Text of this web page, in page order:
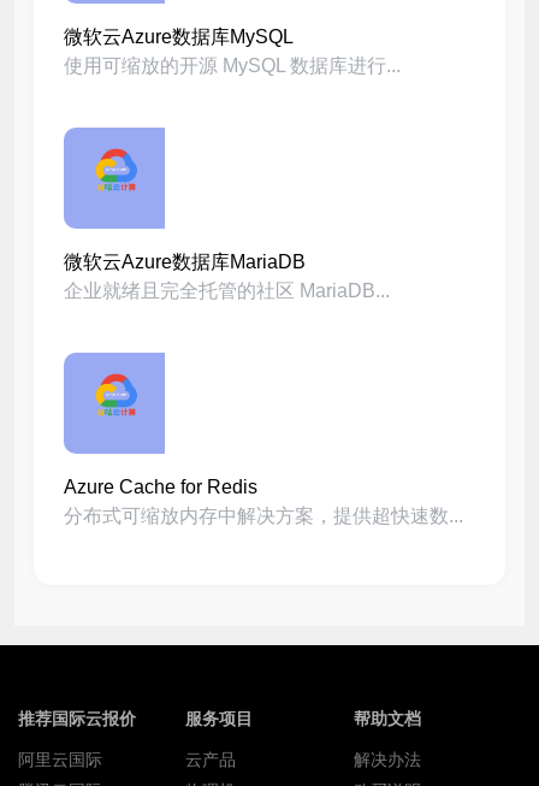
微软云Azure数据库MySQL
使用可缩放的开源 MySQL 数据库进行...
微软云Azure数据库MariaDB
企业就绪且完全托管的社区 MariaDB...
Azure Cache for Redis
分布式可缩放内存中解决方案，提供超快速数...
推荐国际云报价
阿里云国际
服务项目
云产品
帮助文档
解决办法